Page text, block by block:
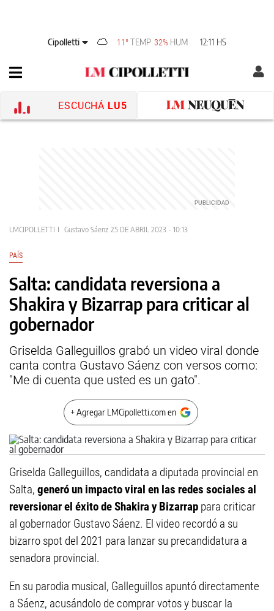
Cipolletti 11° TEMP 32% HUM 12:11 HS
ESCUCHÁ LU5
LMCIPOLLETTI Gustavo Sáenz 25 DE ABRIL 2023 - 10:13
PAÍS
Salta: candidata reversiona a
Shakira y Bizarrap para criticar al
gobernador
Griselda Galleguillos grabó un video viral donde
canta contra Gustavo Sáenz con versos como:
"Me di cuenta que usted es un gato".
+ Agregar LMCipolletti.com en
Griselda Galleguillos, candidata a diputada provincial en
Salta, generó un impacto viral en las redes sociales al
reversionar el éxito de Shakira y Bizarrap para criticar
al gobernador Gustavo Sáenz. El video recordó a su
bizarro spot del 2021 para lanzar su precandidatura a
senadora provincial.
En su parodia musical, Galleguillos apuntó directamente
a Sáenz, acusándolo de comprar votos y buscar la